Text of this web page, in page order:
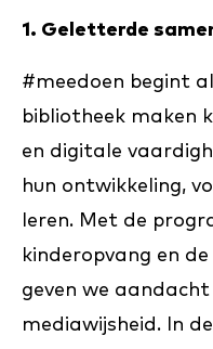
1. Geletterde
#meedoen begint
bibliotheek maken
en digitale
hun ontwikkeling,
leren. Met de
kinderopvang en
geven we
mediawijsheid. In